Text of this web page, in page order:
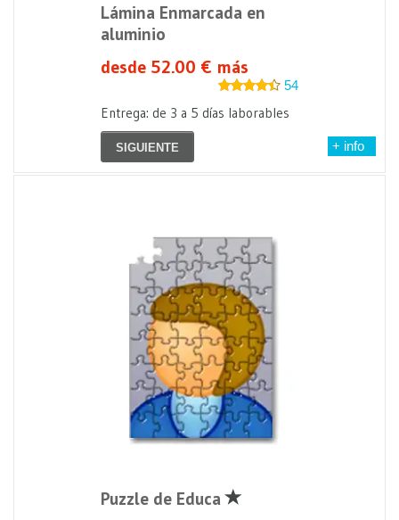
Lámina Enmarcada en
aluminio
desde 52.00 € más
54
Entrega: de 3 a 5 días laborables
SIGUIENTE + info
Puzzle de Educa